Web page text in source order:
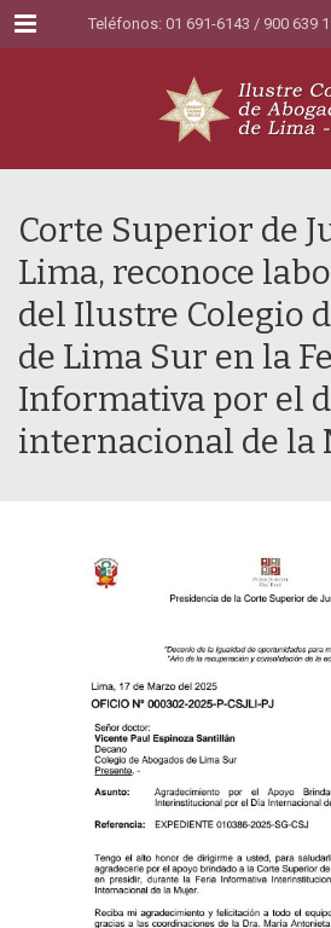
Menu Teléfonos: 01 691-6143 / 900 639
Corte Superior de
Lima, reconoce
del Ilustre Colegio
de Lima Sur en la
Informativa por el
internacional de la